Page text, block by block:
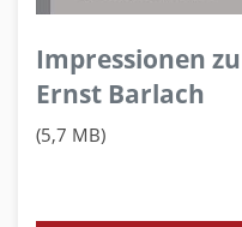
Impressionen
Ernst Barlach
(5,7 MB)